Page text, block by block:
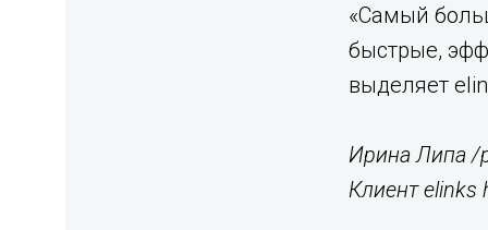
«Самый
быстрые,
выделяет
Ирина Липа /
Клиент elinks